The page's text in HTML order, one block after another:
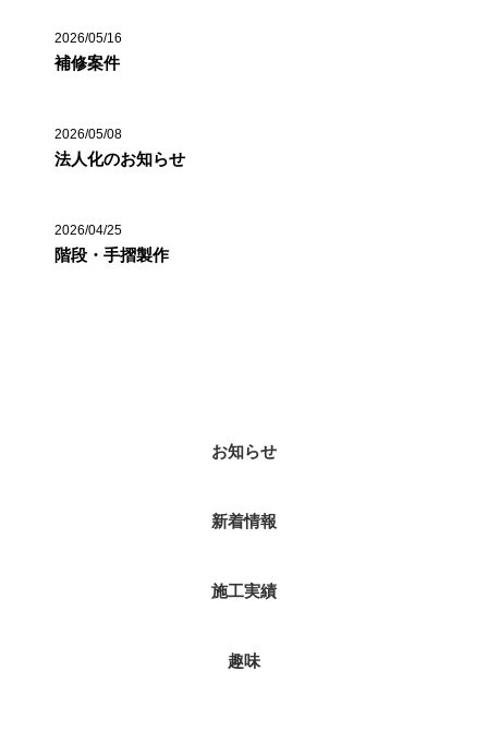
2026/05/16
補修案件
2026/05/08
法人化のお知らせ
2026/04/25
階段・手摺製作
お知らせ
新着情報
施工実績
趣味